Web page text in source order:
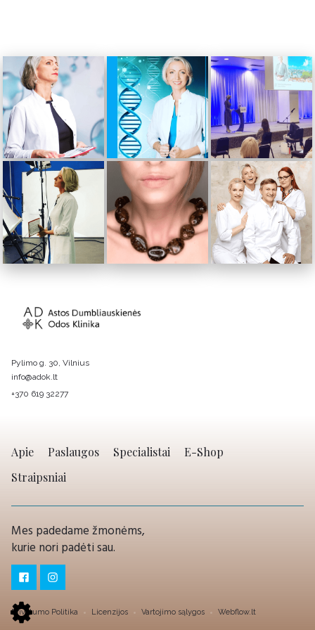
Pylimo g. 30, Vilnius
info@adok.lt
+370 619 32277
Apie Paslaugos Specialistai
E-Shop
Straipsniai
Mes padedame žmonėms,
kurie nori padėti sau.
Privatumo Politika Licenzijos Vartojimo sąlygos Webflow.lt